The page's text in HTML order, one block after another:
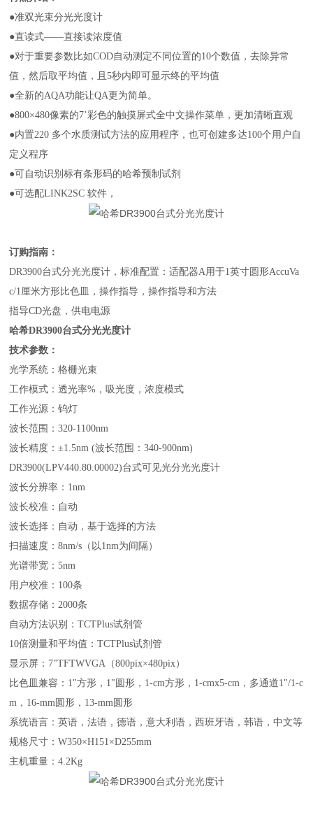
●准双光束分光光度计
●直读式——直接读浓度值
●对于重要参数比如COD自动测定不同位置的10个数值，去除异常
值，然后取平均值，且5秒内即可显示终的平均值
●全新的AQA功能让QA更为简单。
●800×480像素的7’彩色的触摸屏式全中文操作菜单，更加清晰直观
●内置220 多个水质测试方法的应用程序，也可创建多达100个用户自
定义程序
●可自动识别标有条形码的哈希预制试剂
●可选配LINK2SC 软件，
订购指南：
DR3900台式分光光度计，标准配置：适配器A用于1英寸圆形AccuVa
c/1厘米方形比色皿，操作指导，操作指导和方法
指导CD光盘，供电电源
哈希DR3900台式分光光度计
技术参数：
光学系统：格栅光束
工作模式：透光率%，吸光度，浓度模式
工作光源：钨灯
波长范围：320-1100nm
波长精度：±1.5nm (波长范围：340-900nm)
DR3900(LPV440.80.00002)台式可见光分光光度计
波长分辨率：1nm
波长校准：自动
波长选择：自动，基于选择的方法
扫描速度：8nm/s（以1nm为间隔）
光谱带宽：5nm
用户校准：100条
数据存储：2000条
自动方法识别：TCTPlus试剂管
10倍测量和平均值：TCTPlus试剂管
显示屏：7"TFTWVGA（800pix×480pix）
比色皿兼容：1"方形，1"圆形，1-cm方形，1-cmx5-cm，多通道1"/1-c
m，16-mm圆形，13-mm圆形
系统语言：英语，法语，德语，意大利语，西班牙语，韩语，中文等
规格尺寸：W350×H151×D255mm
主机重量：4.2Kg